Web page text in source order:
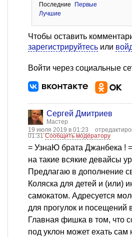
Последние
Первые
Лучшие
Чтобы оставить
зарегистрируйтесь или
Войти через социальные
Сергей Дмитриев
Мастер
19 июля 2019 в 01:23
01:31Сообщить модератору
= УзнаЮ брата Джанбека !
на такие всякие девайсы
Предлагаю в дополнение
Коляска для детей и (или)
самокатом. Адресуется
для прогулок и посещений
Главная фишка в том, что
под уклон может ехать сам